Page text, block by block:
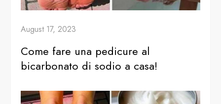
August 17, 2023
Come fare una pedicure al
bicarbonato di sodio a casa!